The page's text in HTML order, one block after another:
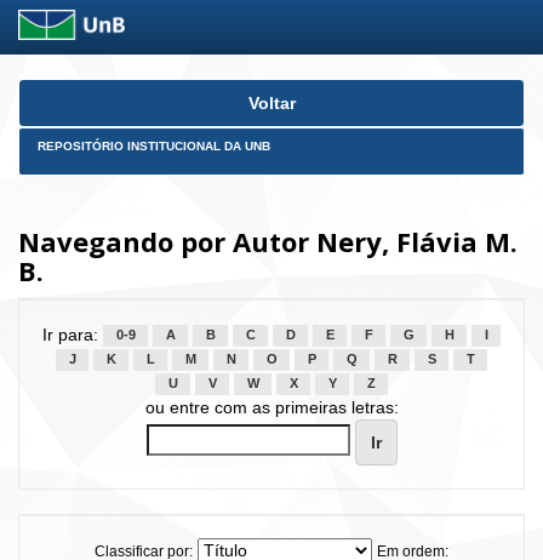
Skip
Voltar
REPOSITÓRIO INSTITUCIONAL DA UNB
Navegando por Autor Nery, Flávia M.
B.
Ir para: 0-9 A B C D E F G H
J
K L M N O P Q R S
T
U
V W X Y Z
ou entre com as primeiras letras:
Classificar por:
Em ordem: